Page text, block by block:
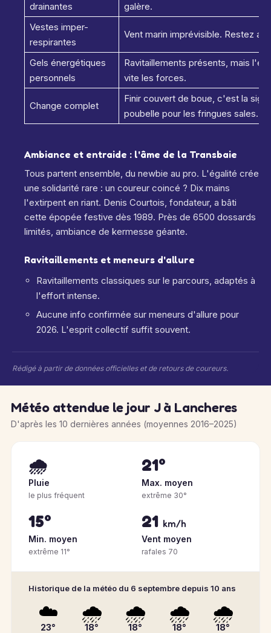
drainantes
galère.
Vestes imper-
respirantes
Vent marin imprévisible. Restez
Gels énergétiques
personnels
Ravitaillements présents, mais
vite les forces.
Change complet
Finir couvert de boue, c'est la
poubelle pour les fringues sales.
Ambiance et entraide : l'âme de la Transbaie
Tous partent ensemble, du newbie au pro. L'égalité crée
une solidarité rare : un coureur coincé ? Dix mains
l'extirpent en riant. Denis Courtois, fondateur, a bâti
cette épopée festive dès 1989. Près de 6500 dossards
limités, ambiance de kermesse géante.
Ravitaillements et meneurs d'allure
Ravitaillements classiques sur le parcours, adaptés à
l'effort intense.
Aucune info confirmée sur meneurs d'allure pour
2026. L'esprit collectif suffit souvent.
Rédigé à partir de données officielles et de retours de coureurs.
Météo attendue le jour J à Lancheres
D'après les 10 dernières années (moyennes 2016–2025)
🌧️
Pluie
le plus fréquent
21°
Max. moyen
extrême 30°
15°
Min. moyen
extrême 11°
21 km/h
Vent moyen
rafales 70
Historique de la météo du 6 septembre depuis 10 ans
☁️
23°
🌧️
18°
🌧️
18°
🌧️
18°
🌧️
18°